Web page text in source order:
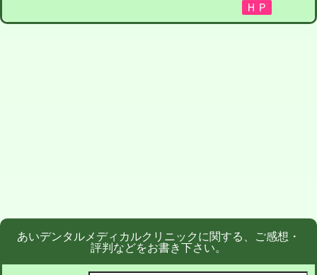
あいデンタルメディカルクリニックに関する、ご感想・
評判などをお書き下さい。